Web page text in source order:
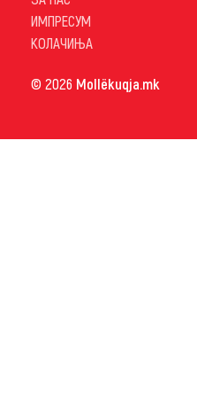
ИМПРЕСУМ
КОЛАЧИЊА
© 2026 Mollëkuqja.mk